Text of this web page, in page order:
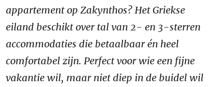
appartement op Zakynthos? Het Griekse
eiland beschikt over tal van 2- en 3-sterren
accommodaties die betaalbaar én heel
comfortabel zijn. Perfect voor wie een fijne
vakantie wil, maar niet diep in de buidel wil